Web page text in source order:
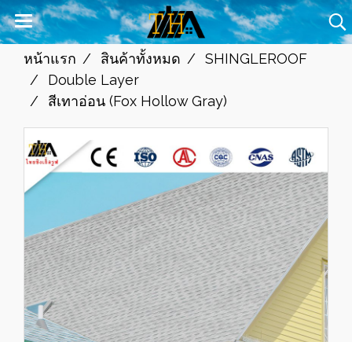
หน้าแรก สินค้าทั้งหมด
SHINGLEROOF
Double Layer
สีเทาอ่อน (Fox Hollow Gray)